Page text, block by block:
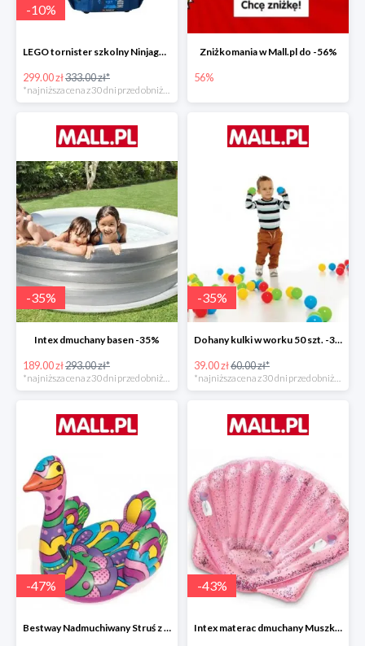
-10%
LEGO tornister szkolny Ninjago JAY of Lightning Easy
299.00 zł333.00 zł*
Zniżkomania w Mall.pl do -56%
56%
-35%
Intex dmuchany basen -35%
189.00 zł293.00 zł*
-35%
Dohany kulki w worku 50 szt. -35%
39.00 zł60.00 zł*
-47%
Bestway Nadmuchiwany Struś z uchwytami -47%
-43%
Intex materac dmuchany Muszka -42%